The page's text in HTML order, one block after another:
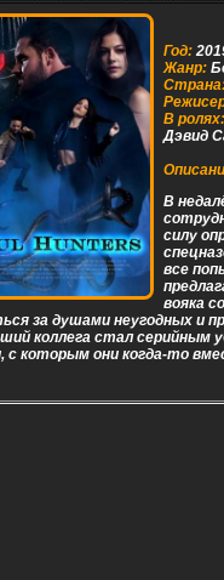
Год:
Жанр:
В ролях:
Дэвид
В
силу
все
вояка
за душами неугодных и
коллега стал серийным
с которым они когда-то